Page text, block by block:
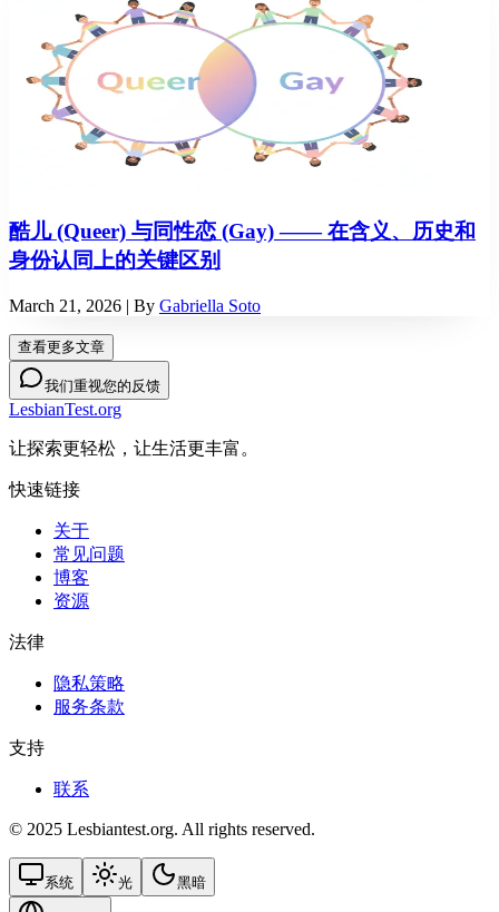
酷儿 (Queer) 与同性恋 (Gay) —— 在含义、历史和
身份认同上的关键区别
March 21, 2026 | By Gabriella Soto
查看更多文章
我们重视您的反馈
LesbianTest.org
让探索更轻松，让生活更丰富。
快速链接
关于
常见问题
博客
资源
法律
隐私策略
服务条款
支持
联系
© 2025 Lesbiantest.org. All rights reserved.
系统 光 黑暗